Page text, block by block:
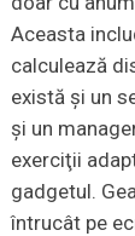
Aceasta
calculează
există şi un
şi un
exerciţii
gadgetul.
întrucât pe